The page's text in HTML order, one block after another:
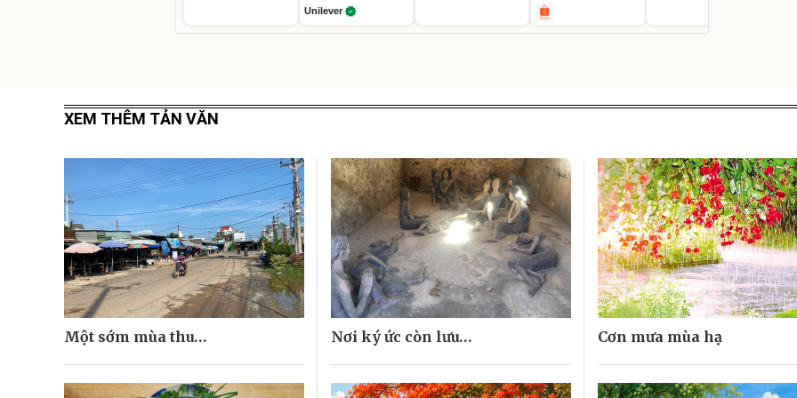
Unilever
XEM THÊM TẢN VĂN
Một sớm mùa thu… Nơi ký ức còn lưu… Cơn mưa mùa hạ